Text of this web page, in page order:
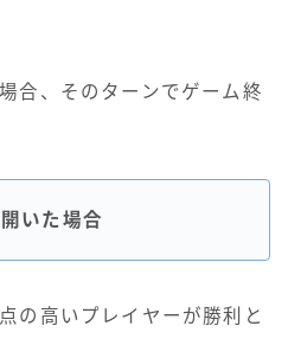
合、そのターンでゲーム終
いた場合
の高いプレイヤーが勝利と